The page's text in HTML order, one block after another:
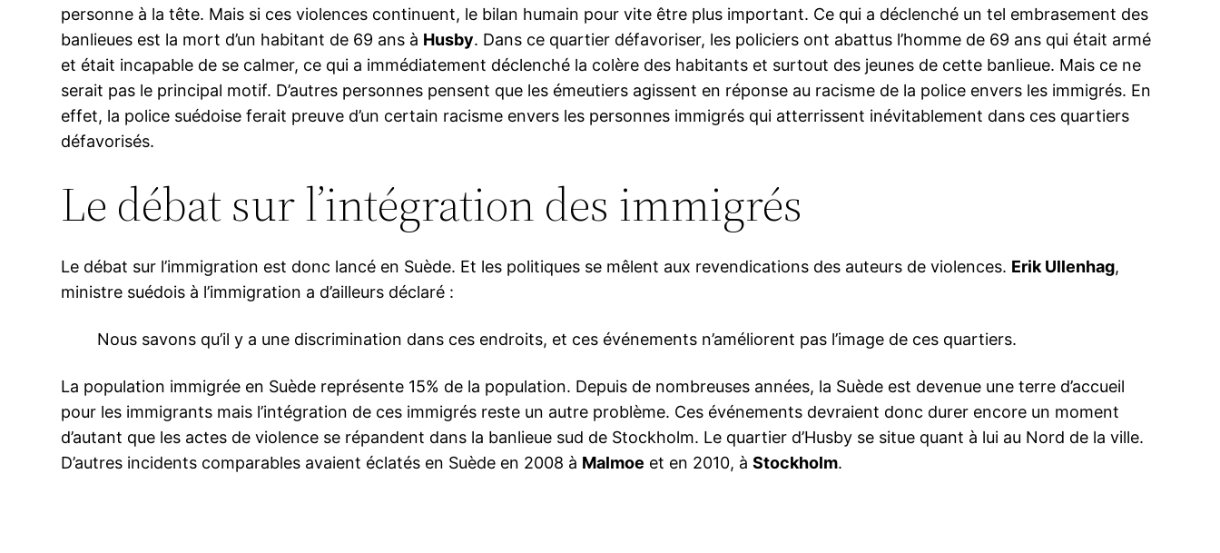
personne à la tête. Mais si ces violences continuent, le bilan humain pour vite être plus important. Ce qui a déclenché un tel embrasement des
banlieues est la mort d’un habitant de 69 ans à Husby. Dans ce quartier défavoriser, les policiers ont abattus l’homme de 69 ans qui était armé
et était incapable de se calmer, ce qui a immédiatement déclenché la colère des habitants et surtout des jeunes de cette banlieue. Mais ce ne
serait pas le principal motif. D’autres personnes pensent que les émeutiers agissent en réponse au racisme de la police envers les immigrés. En
effet, la police suédoise ferait preuve d’un certain racisme envers les personnes immigrés qui atterrissent inévitablement dans ces quartiers
défavorisés.
Le débat sur l’intégration des immigrés
Le débat sur l’immigration est donc lancé en Suède. Et les politiques se mêlent aux revendications des auteurs de violences. Erik Ullenhag,
ministre suédois à l’immigration a d’ailleurs déclaré :
Nous savons qu’il y a une discrimination dans ces endroits, et ces événements n’améliorent pas l’image de ces quartiers.
La population immigrée en Suède représente 15% de la population. Depuis de nombreuses années, la Suède est devenue une terre d’accueil
pour les immigrants mais l’intégration de ces immigrés reste un autre problème. Ces événements devraient donc durer encore un moment
d’autant que les actes de violence se répandent dans la banlieue sud de Stockholm. Le quartier d’Husby se situe quant à lui au Nord de la ville.
D’autres incidents comparables avaient éclatés en Suède en 2008 à Malmoe et en 2010, àStockholm.